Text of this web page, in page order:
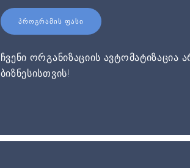
ᲞᲠᲝᲒᲠᲐᲛᲘᲡ ᲤᲐᲡᲘ
ჩვენი ორგანიზაციის ავტომატიზაცია
ბიზნესისთვის!